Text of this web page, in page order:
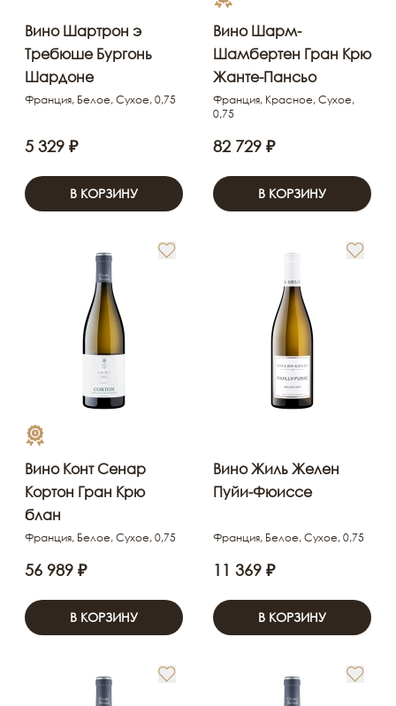
Вино Шартрон э
Требюше Бургонь
Шардоне
Франция, Белое, Сухое, 0,75
5 329 ₽
В КОРЗИНУ
Вино Шарм-
Шамбертен Гран Крю
Жанте-Пансьо
Франция, Красное, Сухое,
0,75
82 729 ₽
В КОРЗИНУ
Вино Конт Сенар
Кортон Гран Крю
блан
Франция, Белое, Сухое, 0,75
56 989 ₽
В КОРЗИНУ
Вино Жиль Желен
Пуйи-Фюиссе
Франция, Белое, Сухое, 0,75
11 369 ₽
В КОРЗИНУ